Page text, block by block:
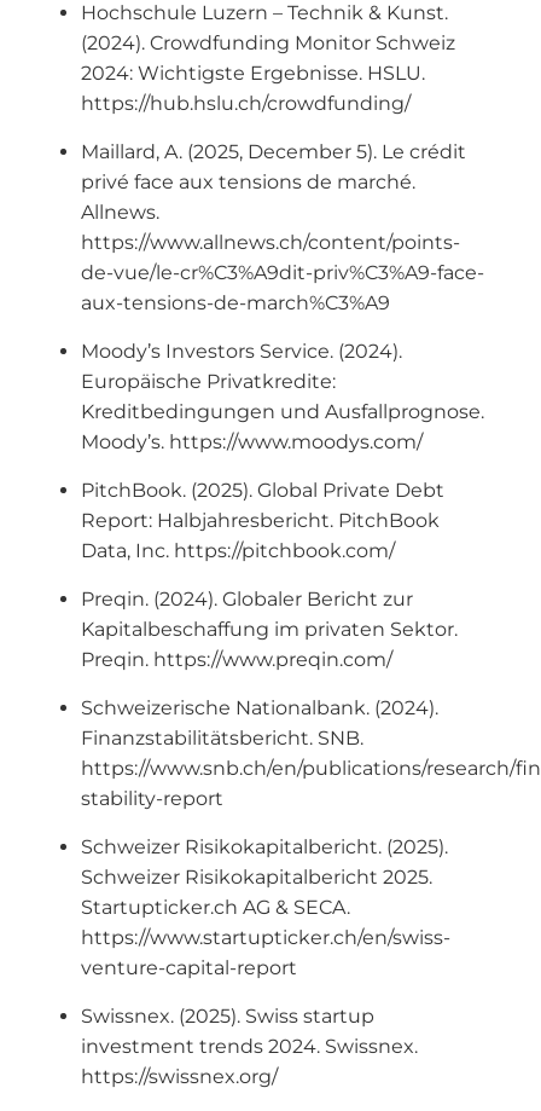
Hochschule Luzern – Technik & Kunst.
(2024). Crowdfunding Monitor Schweiz
2024: Wichtigste Ergebnisse. HSLU.
https://hub.hslu.ch/crowdfunding/
Maillard, A. (2025, December 5). Le crédit
privé face aux tensions de marché.
Allnews.
https://www.allnews.ch/content/points-
de-vue/le-cr%C3%A9dit-priv%C3%A9-face-
aux-tensions-de-march%C3%A9
Moody’s Investors Service. (2024).
Europäische Privatkredite:
Kreditbedingungen und Ausfallprognose.
Moody’s. https://www.moodys.com/
PitchBook. (2025). Global Private Debt
Report: Halbjahresbericht. PitchBook
Data, Inc. https://pitchbook.com/
Preqin. (2024). Globaler Bericht zur
Kapitalbeschaffung im privaten Sektor.
Preqin. https://www.preqin.com/
Schweizerische Nationalbank. (2024).
Finanzstabilitätsbericht. SNB.
https://www.snb.ch/en/publications/research/
stability-report
Schweizer Risikokapitalbericht. (2025).
Schweizer Risikokapitalbericht 2025.
Startupticker.ch AG & SECA.
https://www.startupticker.ch/en/swiss-
venture-capital-report
Swissnex. (2025). Swiss startup
investment trends 2024. Swissnex.
https://swissnex.org/